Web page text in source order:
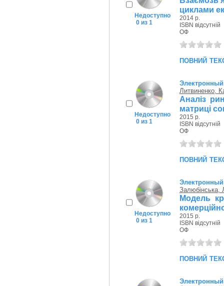
Недоступно
0 из 1
циклами
2014 р.
ISBN відсутній
ОФ
повний
Недоступно
0 из 1
Электронный
Литвиненко,
Аналіз
матриці
2015 р.
ISBN відсутній
ОФ
повний
Недоступно
0 из 1
Электронный
Залюбінська,
Модель
2015 р.
ISBN відсутній
ОФ
повний
Электронный